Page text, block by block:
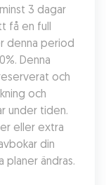
3 dagar
få en full
denna period
Denna
och
och
under tiden.
eller extra
din
ändras.